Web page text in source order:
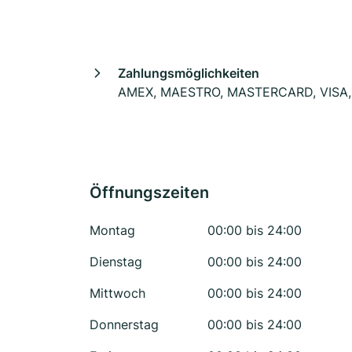
Zahlungsmöglichkeiten
AMEX, MAESTRO, MASTERCARD,
Öffnungszeiten
Montag
00:00 bis 24:00
Dienstag
00:00 bis 24:00
Mittwoch
00:00 bis 24:00
Donnerstag
00:00 bis 24:00